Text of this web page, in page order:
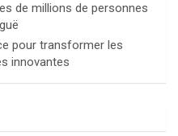
de millions de personnes
pour transformer les
innovantes